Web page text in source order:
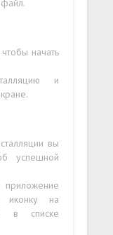
начать
и
вы
успешной
иконку на
в списке